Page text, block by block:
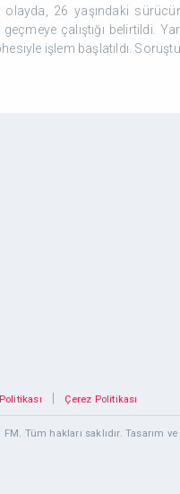
olayda, 26 yaşındaki
geçmeye çalıştığı belirtildi.
işlem başlatıldı.
Çerez Politikası
Tüm hakları saklıdır. Tasarım